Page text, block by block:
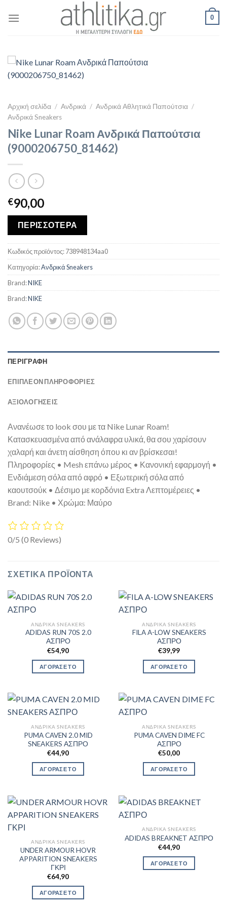
0
Αρχική σελίδα / Ανδρικά / Ανδρικά Αθλητικά Παπούτσια /
Ανδρικά Sneakers
Nike Lunar Roam Ανδρικά Παπούτσια
(9000206750_81462)
€90,00
ΠΕΡΙΣΣΟΤΕΡΑ
Κωδικός προϊόντος:738948134aa0
Κατηγορία:Ανδρικά Sneakers
Brand:NIKE
Brand:NIKE
ΠΕΡΙΓΡΑΦΉ
ΕΠΙΠΛΈΟΝ ΠΛΗΡΟΦΟΡΊΕΣ
ΑΞΙΟΛΟΓΗΣΕΙΣ
Ανανέωσε το look σου με τα Nike Lunar Roam!
Κατασκευασμένα από ανάλαφρα υλικά, θα σου χαρίσουν
χαλαρή και άνετη αίσθηση όπου κι αν βρίσκεσαι!
Πληροφορίες • Mesh επάνω μέρος • Κανονική εφαρμογή •
Ενδιάμεση σόλα από αφρό • Εξωτερική σόλα από
καουτσούκ • Δέσιμο με κορδόνια Extra Λεπτομέρειες •
Brand: Nike • Χρώμα: Μαύρο
0/5 (0 Reviews)
ΣΧΕΤΙΚΆ ΠΡΟΪΌΝΤΑ
ΑΝΔΡΙΚΆ SNEAKERS
ADIDAS RUN 70S 2.0
ΑΣΠΡΟ
€54,90
ΑΓΟΡΑΣΕ ΤΟ
ΑΝΔΡΙΚΆ SNEAKERS
FILA A-LOW SNEAKERS
ΑΣΠΡΟ
€39,99
ΑΓΟΡΑΣΕ ΤΟ
ΑΝΔΡΙΚΆ SNEAKERS
PUMA CAVEN 2.0 MID
SNEAKERS ΑΣΠΡΟ
€44,90
ΑΓΟΡΑΣΕ ΤΟ
ΑΝΔΡΙΚΆ SNEAKERS
PUMA CAVEN DIME FC
ΑΣΠΡΟ
€50,00
ΑΓΟΡΑΣΕ ΤΟ
ΑΝΔΡΙΚΆ SNEAKERS
UNDER ARMOUR HOVR
APPARITION SNEAKERS
ΓΚΡΙ
€64,90
ΑΓΟΡΑΣΕ ΤΟ
ΑΝΔΡΙΚΆ SNEAKERS
ADIDAS BREAKNET ΑΣΠΡΟ
€44,90
ΑΓΟΡΑΣΕ ΤΟ